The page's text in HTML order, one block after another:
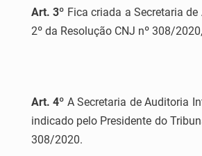
Art. 3º Fica criada a Secretaria
2º da Resolução CNJ nº 308/
Art. 4º A Secretaria de Auditoria
indicado pelo Presidente do
308/2020.